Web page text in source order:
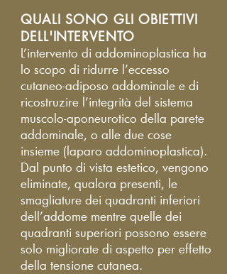
QUALI SONO GLI OBIETTIVI
DELL'INTERVENTO
L’intervento di addominoplastica ha
lo scopo di ridurre l’eccesso
cutaneo-adiposo addominale e di
ricostruzire l’integrità del sistema
muscolo-aponeurotico della parete
addominale, o alle due cose
insieme (laparo addominoplastica).
Dal punto di vista estetico, vengono
eliminate, qualora presenti, le
smagliature dei quadranti inferiori
dell’addome mentre quelle dei
quadranti superiori possono essere
solo migliorate di aspetto per effetto
della tensione cutanea.